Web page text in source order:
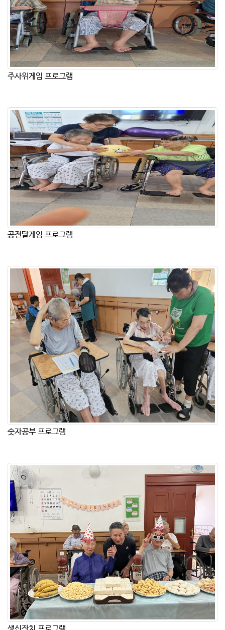
주사위게임 프로그램
공전달게임 프로그램
숫자공부 프로그램